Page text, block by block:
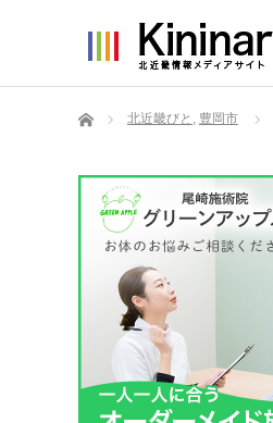
ホーム 北近畿びと , 豊岡市